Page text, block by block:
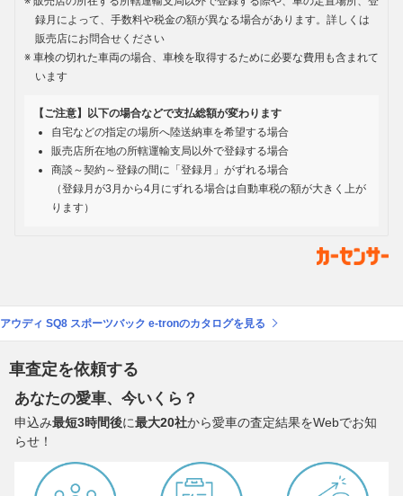
録月によって、手数料や税金の額が異なる場合があります。詳しくは
販売店にお問合せください
車検の切れた車両の場合、車検を取得するために必要な費用も含まれて
います
【ご注意】以下の場合などで支払総額が変わります
自宅などの指定の場所へ陸送納車を希望する場合
販売店所在地の所轄運輸支局以外で登録する場合
商談～契約～登録の間に「登録月」がずれる場合
（登録月が3月から4月にずれる場合は自動車税の額が大きく上が
ります）
アウディ SQ8 スポーツバック e-tronのカタログを見る
車査定を依頼する
あなたの愛車、今いくら？
申込み最短3時間後に最大20社から愛車の査定結果をWebでお知
らせ！